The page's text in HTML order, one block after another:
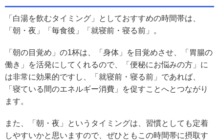
「白湯を飲むタイミング」としておすすめの時間帯は、
「朝・夜」「毎食後」「就寝前・寝る前」。
「朝の目覚め」の1杯は、「身体」を目覚めさせ、「胃腸の
働き」を活発にしてくれるので、「便秘にお悩みの方」に
は非常に効果的ですし、「就寝前・寝る前」であれば、
「寝ている間のエネルギー消費」を促すことへとつながり
ます。
また、「朝・夜」というタイミングは、習慣としても定着
しやすいかと思いますので、ぜひともこの時間帯に摂取す